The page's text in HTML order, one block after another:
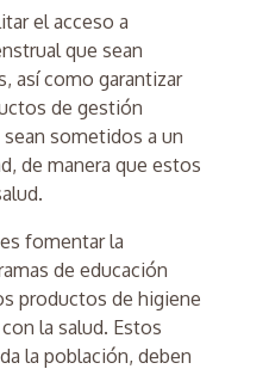
el acceso a
que sean
así como garantizar
de gestión
sometidos a un
de manera que estos
fomentar la
de educación
productos de higiene
la salud. Estos
la población, deben